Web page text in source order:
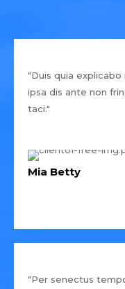
"Duis quia
ipsa dis ante non
taci."
Mia Betty
"Per senectus